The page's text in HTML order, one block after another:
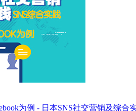
为例 - 日本SNS社交营销及综合